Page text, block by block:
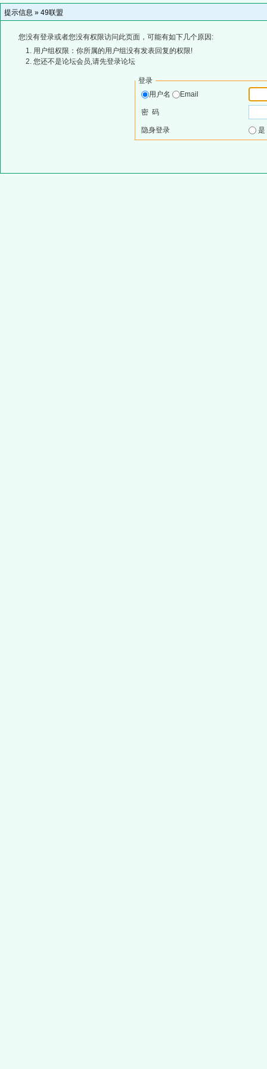
提示信息 » 49联盟
您没有登录或者您没有权限访问此页面，可能有如下几个原因:
用户组权限：你所属的用户组没有发表回复的权限!
您还不是论坛会员,请先登录论坛
登录
用户名
Email
密 码
隐身登录